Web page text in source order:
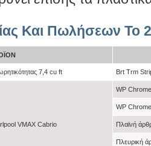
Και Πωλήσεων Το
7,4 cu ft Brt Trm
VMAX Cabrio
WP
WP
Πλαϊνή
Πλευρική